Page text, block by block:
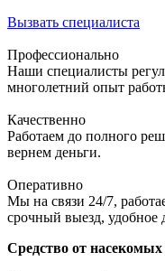
Вызвать специалиста
Профессионально
Наши специалисты
многолетний опыт
Качественно
Работаем до полного
вернем деньги.
Оперативно
Мы на связи 24/7,
срочный выезд, удобное
Средство от насекомых